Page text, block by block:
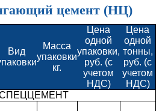
цемент (НЦ)
Вид
Масса
упаковки
кг.
Цена
одной
упаковки,
руб. (с
учетом
НДС)
Цена
одной
тонны,
руб. (с
учетом
НДС)